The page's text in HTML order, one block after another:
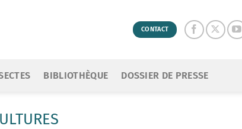
CONTACT
BIBLIOTHÈQUE DOSSIER DE PRESSE